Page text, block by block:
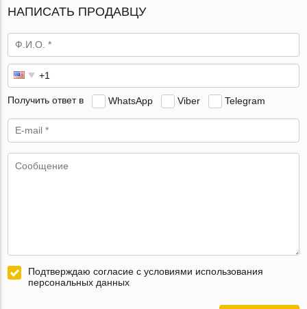
НАПИСАТЬ ПРОДАВЦУ
Получить ответ в WhatsApp Viber Telegram
Подтверждаю согласие с условиями использования
персональных данных